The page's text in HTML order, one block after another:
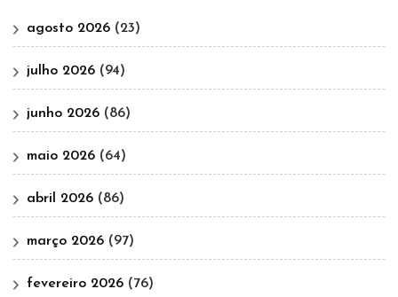
agosto 2026 (23)
julho 2026 (94)
junho 2026 (86)
maio 2026 (64)
abril 2026 (86)
março 2026 (97)
fevereiro 2026 (76)